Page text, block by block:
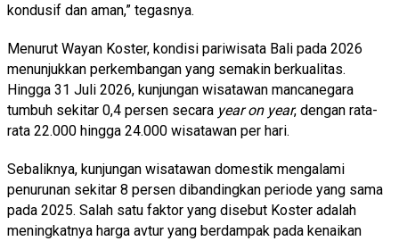
kondusif dan aman,” tegasnya.
Menurut Wayan Koster, kondisi pariwisata Bali pada 2026
menunjukkan perkembangan yang semakin berkualitas.
Hingga 31 Juli 2026, kunjungan wisatawan mancanegara
tumbuh sekitar 0,4 persen secara year on year, dengan rata-
rata 22.000 hingga 24.000 wisatawan per hari.
Sebaliknya, kunjungan wisatawan domestik mengalami
penurunan sekitar 8 persen dibandingkan periode yang sama
pada 2025. Salah satu faktor yang disebut Koster adalah
meningkatnya harga avtur yang berdampak pada kenaikan